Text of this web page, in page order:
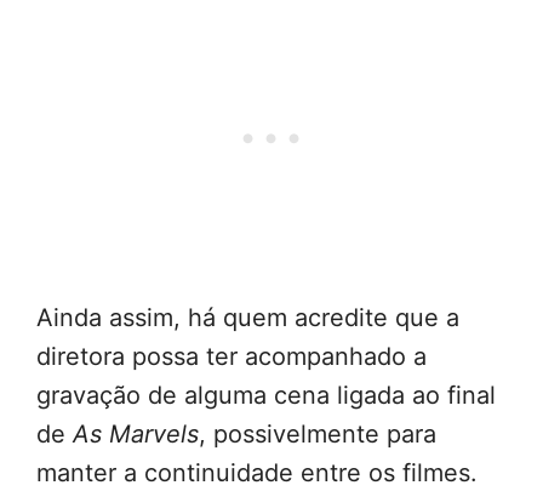
Ainda assim, há quem acredite que a
diretora possa ter acompanhado a
gravação de alguma cena ligada ao final
deAs Marvels, possivelmente para
manter a continuidade entre os filmes.